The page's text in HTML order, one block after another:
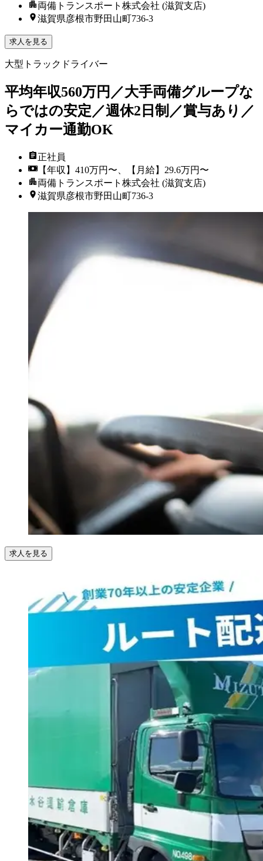
両備トランスポート株式会社 (滋賀支店)
滋賀県彦根市野田山町736-3
求人を見る
大型トラックドライバー
平均年収560万円／大手両備グループな
らではの安定／週休2日制／賞与あり／
マイカー通勤OK
正社員
【年収】410万円〜、【月給】29.6万円〜
両備トランスポート株式会社 (滋賀支店)
滋賀県彦根市野田山町736-3
求人を見る